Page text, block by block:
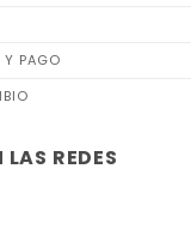
Y PAGO
REDES